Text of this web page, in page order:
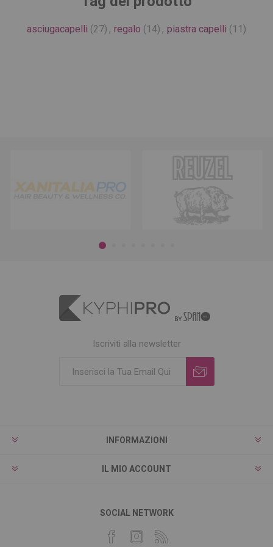
asciugacapelli (27) , regalo (14) , piastra capelli (11)
Iscriviti alla newsletter
INFORMAZIONI
IL MIO ACCOUNT
SOCIAL NETWORK